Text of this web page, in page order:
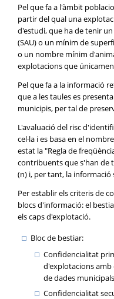
Pel que fa a l'àmbit
partir del qual una
d'estudi, que ha de tenir
(SAU) o un mínim de
o un nombre mínim
explotacions que
Pel que fa a la informació
que a les taules es
municipis, per tal de
L'avaluació del risc
cel·la i es basa en el
estat la "Regla de
contribuents que s'han de
(n) i, per tant, la informació
Per establir els criteris de
blocs d'informació: el
els caps d'explotació.
Bloc de bestiar:
Confidencialitat
d'explotacions amb
de dades
Confidencialitat